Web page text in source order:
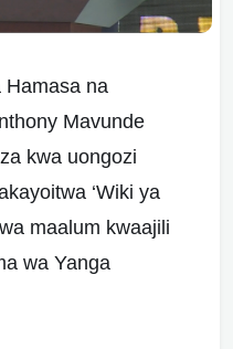
Hamasa na
Mavunde
kwa uongozi
‘Wiki ya
maalum kwaajili
wa Yanga